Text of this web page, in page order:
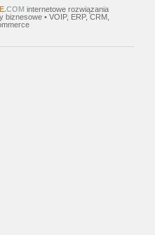
.COM internetowe rozwiązania
• VOIP, ERP, CRM,